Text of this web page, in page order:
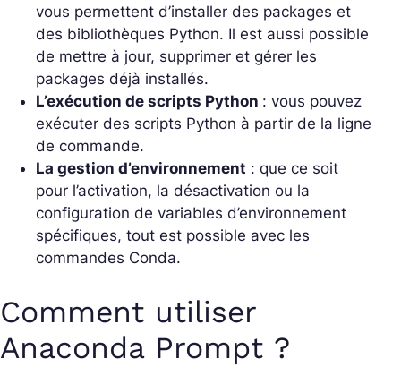
vous permettent d’installer des packages et
des bibliothèques Python. Il est aussi possible
de mettre à jour, supprimer et gérer les
packages déjà installés.
L’exécution de scripts Python : vous pouvez
exécuter des scripts Python à partir de la ligne
de commande.
La gestion d’environnement : que ce soit
pour l’activation, la désactivation ou la
configuration de variables d’environnement
spécifiques, tout est possible avec les
commandes Conda.
Comment utiliser
Anaconda Prompt ?